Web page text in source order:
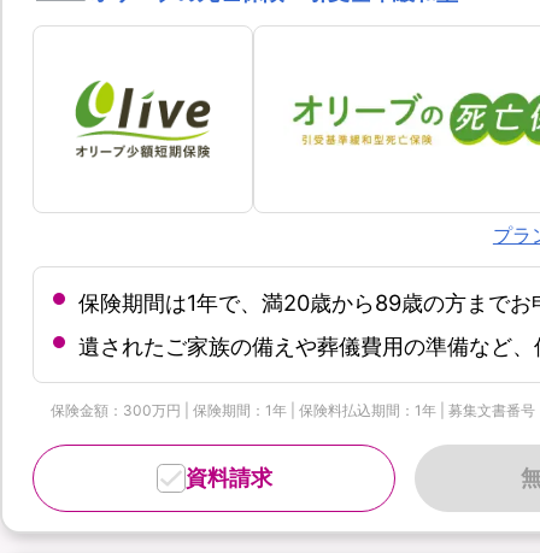
プラ
保険期間は1年で、満20歳から89歳の方まで
遺されたご家族の備えや葬儀費用の準備など
保険金額：300万円 | 保険期間：1年 | 保険料払込期間：1年 | 募集文書番
資料請求